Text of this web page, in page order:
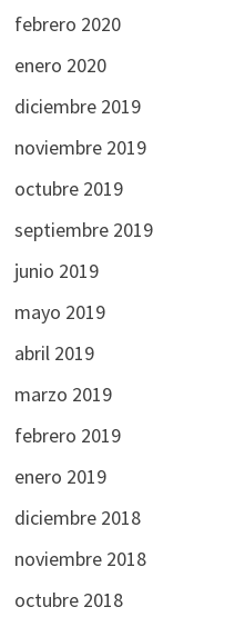
febrero 2020
enero 2020
diciembre 2019
noviembre 2019
octubre 2019
septiembre 2019
junio 2019
mayo 2019
abril 2019
marzo 2019
febrero 2019
enero 2019
diciembre 2018
noviembre 2018
octubre 2018